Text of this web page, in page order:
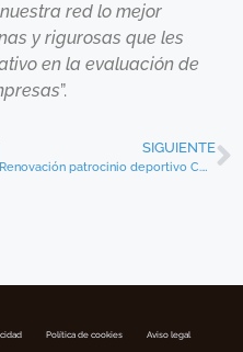
red lo mejor
y rigurosas que les
en la evaluación de
”.
SIGUIENTE
Renovación patrocinio deportivo C.D. San Ignacio – Nasabi
Política de cookies Aviso legal